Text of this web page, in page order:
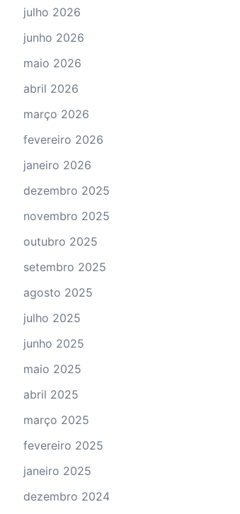
julho 2026
junho 2026
maio 2026
abril 2026
março 2026
fevereiro 2026
janeiro 2026
dezembro 2025
novembro 2025
outubro 2025
setembro 2025
agosto 2025
julho 2025
junho 2025
maio 2025
abril 2025
março 2025
fevereiro 2025
janeiro 2025
dezembro 2024